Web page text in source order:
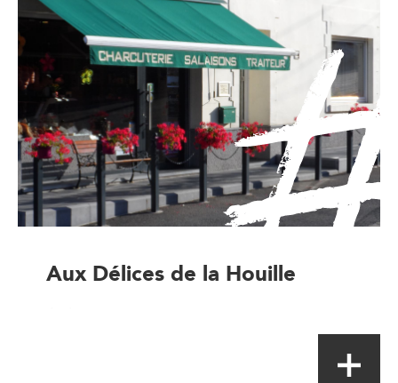
Aux Délices de la Houille